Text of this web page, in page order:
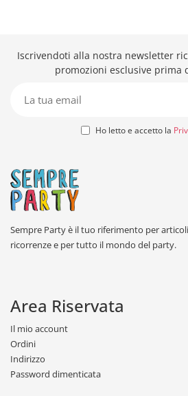
Iscrivendoti alla nostra newsletter
promozioni esclusive prima
Ho letto e accetto la
Sempre Party è il tuo riferimento per
ricorrenze e per tutto il mondo del party.
Area Riservata
Il mio account
Ordini
Indirizzo
Password dimenticata